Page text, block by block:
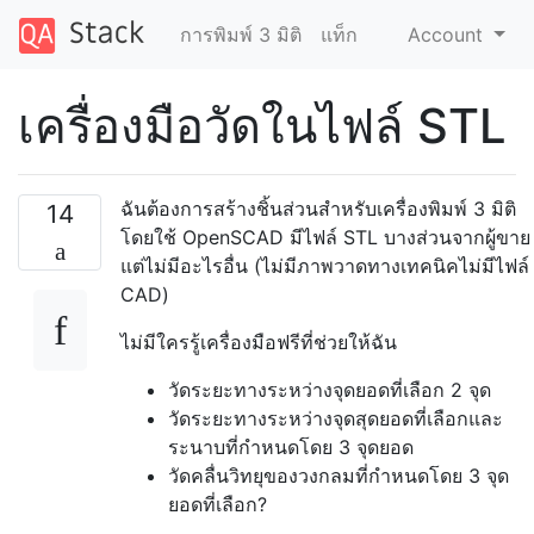
การพิมพ์ 3 มิติ แท็ก Account
เครื่องมือวัดในไฟล์ STL
14
ฉันต้องการสร้างชิ้นส่วนสำหรับเครื่องพิมพ์ 3 มิติ
โดยใช้ OpenSCAD มีไฟล์ STL บางส่วนจากผู้ขาย
แต่ไม่มีอะไรอื่น (ไม่มีภาพวาดทางเทคนิคไม่มีไฟล์
CAD)
ไม่มีใครรู้เครื่องมือฟรีที่ช่วยให้ฉัน
วัดระยะทางระหว่างจุดยอดที่เลือก 2 จุด
วัดระยะทางระหว่างจุดสุดยอดที่เลือกและ
ระนาบที่กำหนดโดย 3 จุดยอด
วัดคลื่นวิทยุของวงกลมที่กำหนดโดย 3 จุด
ยอดที่เลือก?